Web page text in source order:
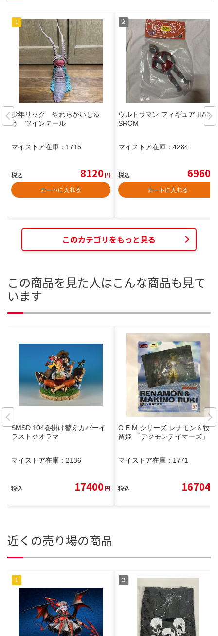
少年リック やわらかいじゅ
う ツインテール
マイストア在庫： 1715
税込 8120円
カートに入れる
ウルトラマン フィギュア HAND
SROM
マイストア在庫： 4284
税込 6960
カートに入れる
このカテゴリをもっと見る
この商品を見た人はこんな商品も見て
います
SMSD 104巻掛け替えカバーイ
ラストジオラマ
マイストア在庫： 2136
税込 17400円
G.E.M.シリーズ レナモン＆牧野
留姫 「デジモンテイマーズ」
マイストア在庫： 1771
税込 16704
近くの売り場の商品